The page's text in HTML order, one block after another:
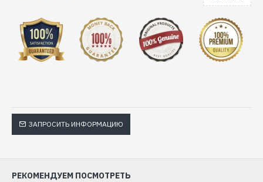
ЗАПРОСИТЬ ИНФОРМАЦИЮ
РЕКОМЕНДУЕМ ПОСМОТРЕТЬ